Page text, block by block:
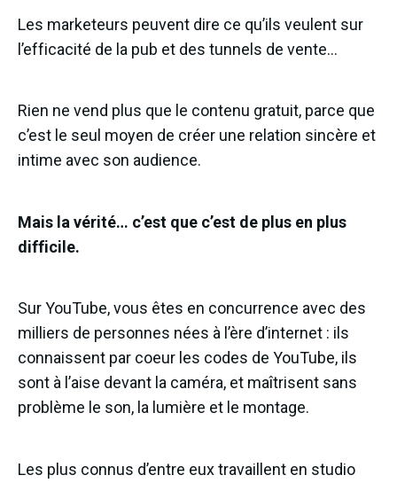
Les marketeurs peuvent dire ce qu’ils veulent sur
l’efficacité de la pub et des tunnels de vente…
Rien ne vend plus que le contenu gratuit, parce que
c’est le seul moyen de créer une relation sincère et
intime avec son audience.
Mais la vérité… c’est que c’est de plus en plus
difficile.
Sur YouTube, vous êtes en concurrence avec des
milliers de personnes nées à l’ère d’internet : ils
connaissent par coeur les codes de YouTube, ils
sont à l’aise devant la caméra, et maîtrisent sans
problème le son, la lumière et le montage.
Les plus connus d’entre eux travaillent en studio